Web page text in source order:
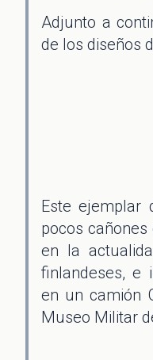
Adjunto a
de los diseños
Este ejemplar
pocos
en la
finlandeses, e
en un camión
Museo Militar